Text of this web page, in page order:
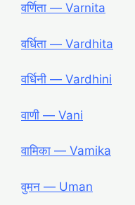
वर्णिता ― Varnita
वर्धिता ― Vardhita
वर्धिनी ― Vardhini
वाणी ― Vani
वामिका ― Vamika
वुमन ― Uman